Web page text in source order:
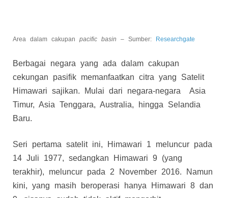
Area dalam cakupan pacific basin – Sumber: Researchgate
Berbagai negara yang ada dalam cakupan
cekungan pasifik memanfaatkan citra yang Satelit
Himawari sajikan. Mulai dari negara-negara Asia
Timur, Asia Tenggara, Australia, hingga Selandia
Baru.
Seri pertama satelit ini, Himawari 1 meluncur pada
14 Juli 1977, sedangkan Himawari 9 (yang
terakhir), meluncur pada 2 November 2016. Namun
kini, yang masih beroperasi hanya Himawari 8 dan